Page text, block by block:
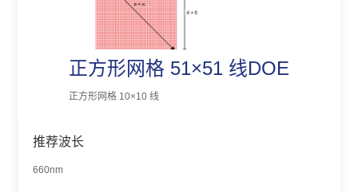
正方形网格 51×51 线DOE
正方形网格 10×10 线
推荐波长
660nm